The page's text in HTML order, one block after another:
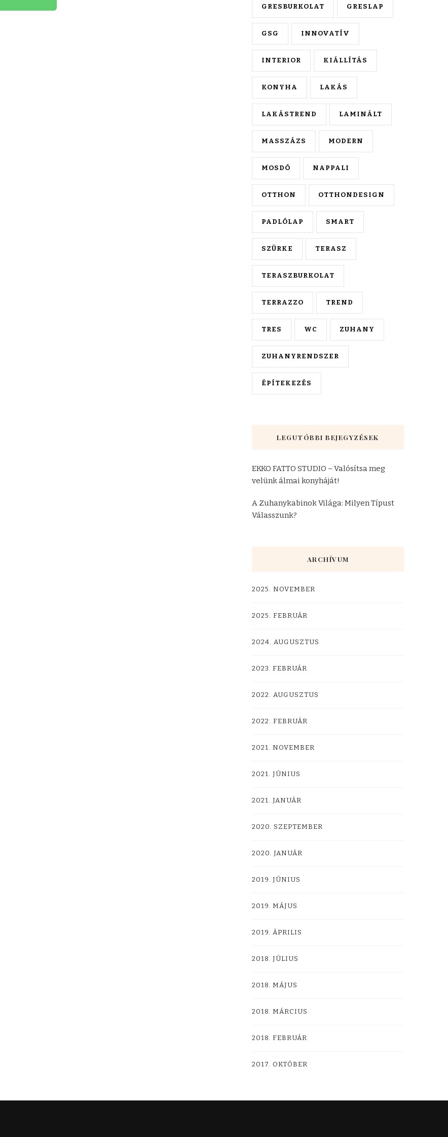
GRESBURKOLAT GRESLAP
GSG INNOVATÍV
INTERIOR KIÁLLÍTÁS
KONYHA LAKÁS
LAKÁSTREND LAMINÁLT
MASSZÁZS MODERN
MOSDÓ NAPPALI
OTTHON OTTHONDESIGN
PADLÓLAP SMART
SZÜRKE TERASZ
TERASZBURKOLAT
TERRAZZO TREND
TRES WC ZUHANY
ZUHANYRENDSZER
ÉPÍTEKEZÉS
LEGUTÓBBI BEJEGYZÉSEK
EKKO FATTO STUDIO – Valósítsa meg
velünk álmai konyháját!
A Zuhanykabinok Világa: Milyen Típust
Válasszunk?
ARCHÍVUM
2025. NOVEMBER
2025. FEBRUÁR
2024. AUGUSZTUS
2023. FEBRUÁR
2022. AUGUSZTUS
2022. FEBRUÁR
2021. NOVEMBER
2021. JÚNIUS
2021. JANUÁR
2020. SZEPTEMBER
2020. JANUÁR
2019. JÚNIUS
2019. MÁJUS
2019. ÁPRILIS
2018. JÚLIUS
2018. MÁJUS
2018. MÁRCIUS
2018. FEBRUÁR
2017. OKTÓBER